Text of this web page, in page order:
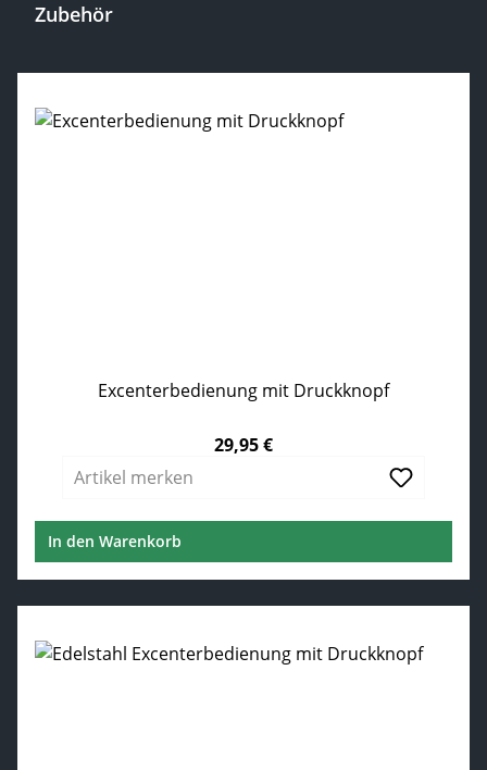
Zubehör
Excenterbedienung mit Druckknopf
29,95 €
Artikel merken
In den Warenkorb